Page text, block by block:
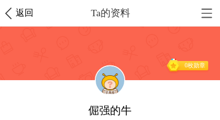
返回 Ta的资料
0枚勋章
倔强的牛